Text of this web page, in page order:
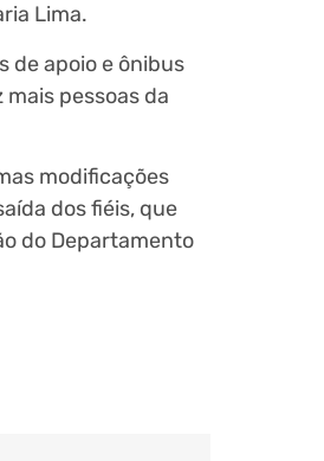
Lima.
de apoio e ônibus
pessoas da
modificações
dos fiéis, que
do Departamento